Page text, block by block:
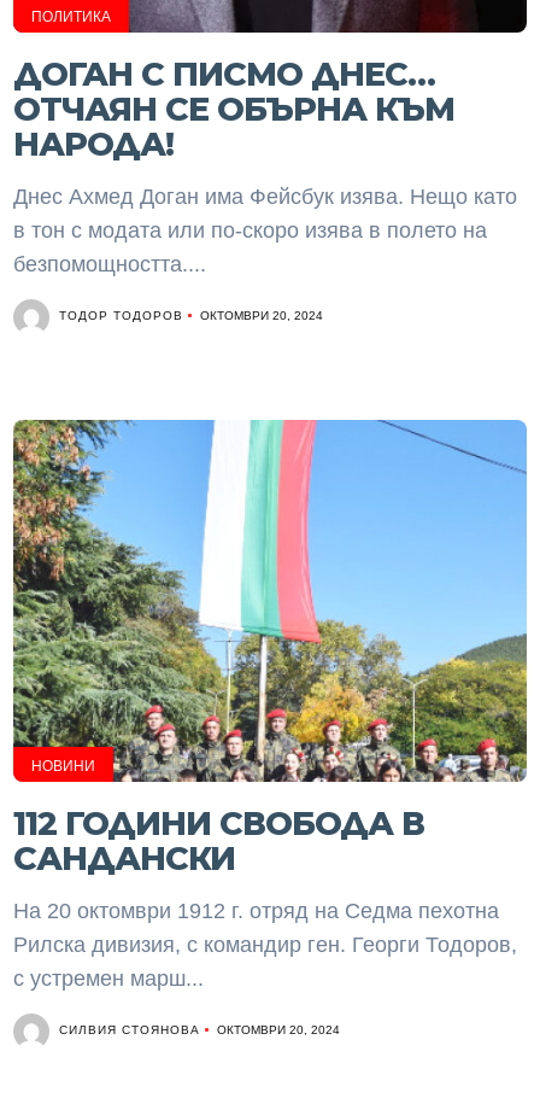
ПОЛИТИКА
ДОГАН С ПИСМО ДНЕС…
ОТЧАЯН СЕ ОБЪРНА КЪМ
НАРОДА!
Днес Ахмед Доган има Фейсбук изява. Нещо като
в тон с модата или по-скоро изява в полето на
безпомощността....
ТОДОР ТОДОРОВ ОКТОМВРИ 20, 2024
НОВИНИ
112 ГОДИНИ СВОБОДА В
САНДАНСКИ
На 20 октомври 1912 г. отряд на Седма пехотна
Рилска дивизия, с командир ген. Георги Тодоров,
с устремен марш...
СИЛВИЯ СТОЯНОВА ОКТОМВРИ 20, 2024